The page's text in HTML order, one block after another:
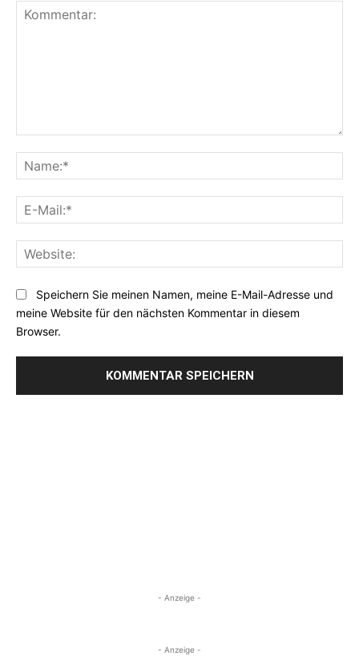
- Anzeige -
- Anzeige -
Speichern Sie meinen Namen, meine E-Mail-Adresse und
meine Website für den nächsten Kommentar in diesem
Browser.